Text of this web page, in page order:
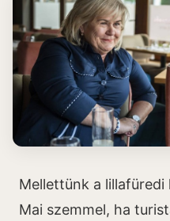
Mellettünk a lillafüredi
Mai szemmel, ha